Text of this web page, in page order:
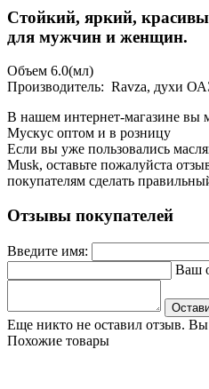
Стойкий, яркий,
для мужчин и женщин.
Объем 6.0(мл)
Производитель: Ravza, духи
В нашем интернет-магазине вы
Мускус оптом и в розницу
Если вы уже пользовались
Musk, оставьте пожалуйста
покупателям сделать
Отзывы покупателей
Введите имя:
Ваш
Еще никто не оставил отзыв.
Похожие товары